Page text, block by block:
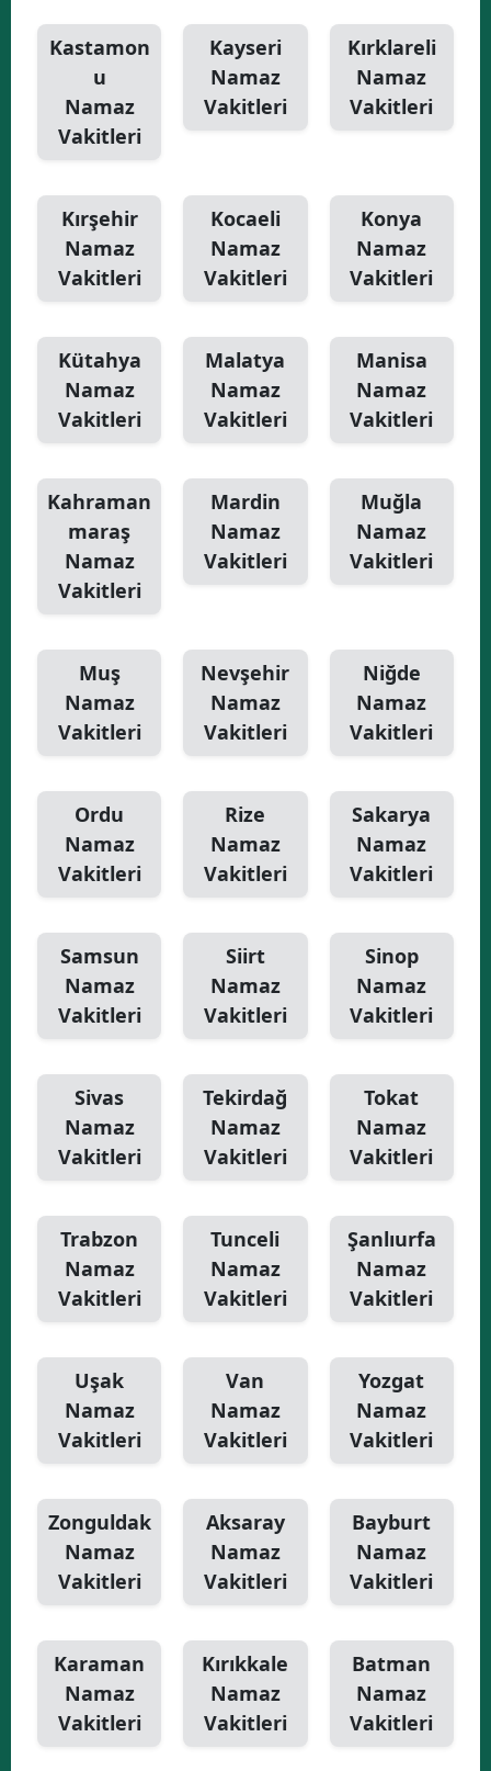
Kastamon
u
Namaz
Vakitleri
Kayseri
Namaz
Vakitleri
Kırklareli
Namaz
Vakitleri
Kırşehir
Namaz
Vakitleri
Kocaeli
Namaz
Vakitleri
Konya
Namaz
Vakitleri
Kütahya
Namaz
Vakitleri
Malatya
Namaz
Vakitleri
Manisa
Namaz
Vakitleri
Kahraman
maraş
Namaz
Vakitleri
Mardin
Namaz
Vakitleri
Muğla
Namaz
Vakitleri
Muş
Namaz
Vakitleri
Nevşehir
Namaz
Vakitleri
Niğde
Namaz
Vakitleri
Ordu
Namaz
Vakitleri
Rize
Namaz
Vakitleri
Sakarya
Namaz
Vakitleri
Samsun
Namaz
Vakitleri
Siirt
Namaz
Vakitleri
Sinop
Namaz
Vakitleri
Sivas
Namaz
Vakitleri
Tekirdağ
Namaz
Vakitleri
Tokat
Namaz
Vakitleri
Trabzon
Namaz
Vakitleri
Tunceli
Namaz
Vakitleri
Şanlıurfa
Namaz
Vakitleri
Uşak
Namaz
Vakitleri
Van
Namaz
Vakitleri
Yozgat
Namaz
Vakitleri
Zonguldak
Namaz
Vakitleri
Aksaray
Namaz
Vakitleri
Bayburt
Namaz
Vakitleri
Karaman
Namaz
Vakitleri
Kırıkkale
Namaz
Vakitleri
Batman
Namaz
Vakitleri